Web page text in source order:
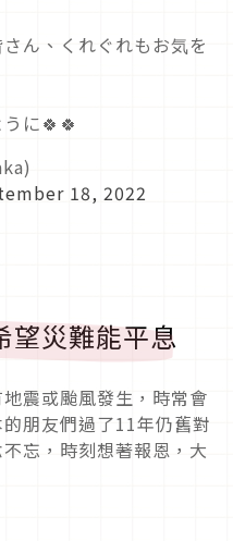
ん、くれぐれもお気を
に🍀🍀
18, 2022
望災難能平息
震或颱風發生，時常會
朋友們過了11年仍舊對
忘，時刻想著報恩，大